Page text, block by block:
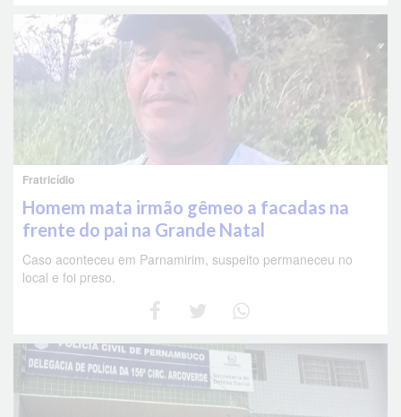
Fratricídio
Homem mata irmão gêmeo a facadas na
frente do pai na Grande Natal
Caso aconteceu em Parnamirim, suspeito permaneceu no
local e foi preso.